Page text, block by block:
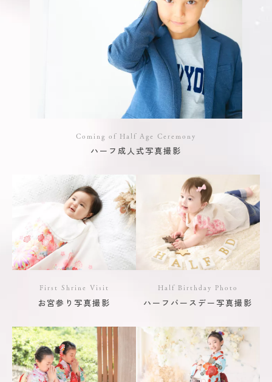
Coming of Half Age Ceremony
ハーフ成人式写真撮影
First Shrine Visit
お宮参り写真撮影
Half Birthday Photo
ハーフバースデー写真撮影